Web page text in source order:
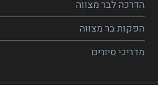
הדרכה לבר מצווה
הפקות בר מצווה
מדריכי סיורים